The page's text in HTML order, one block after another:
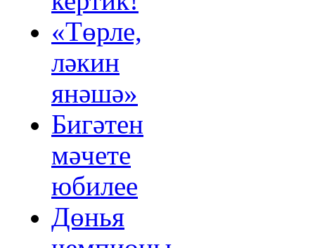
«Төрле,
ләкин
янәшә»
Бигәтен
мәчете
юбилее
Дөнья